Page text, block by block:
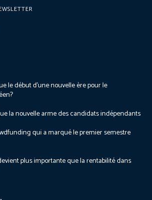
le début d’une nouvelle ère pour le
la nouvelle arme des candidats indépendants
qui a marqué le premier semestre
plus importante que la rentabilité dans